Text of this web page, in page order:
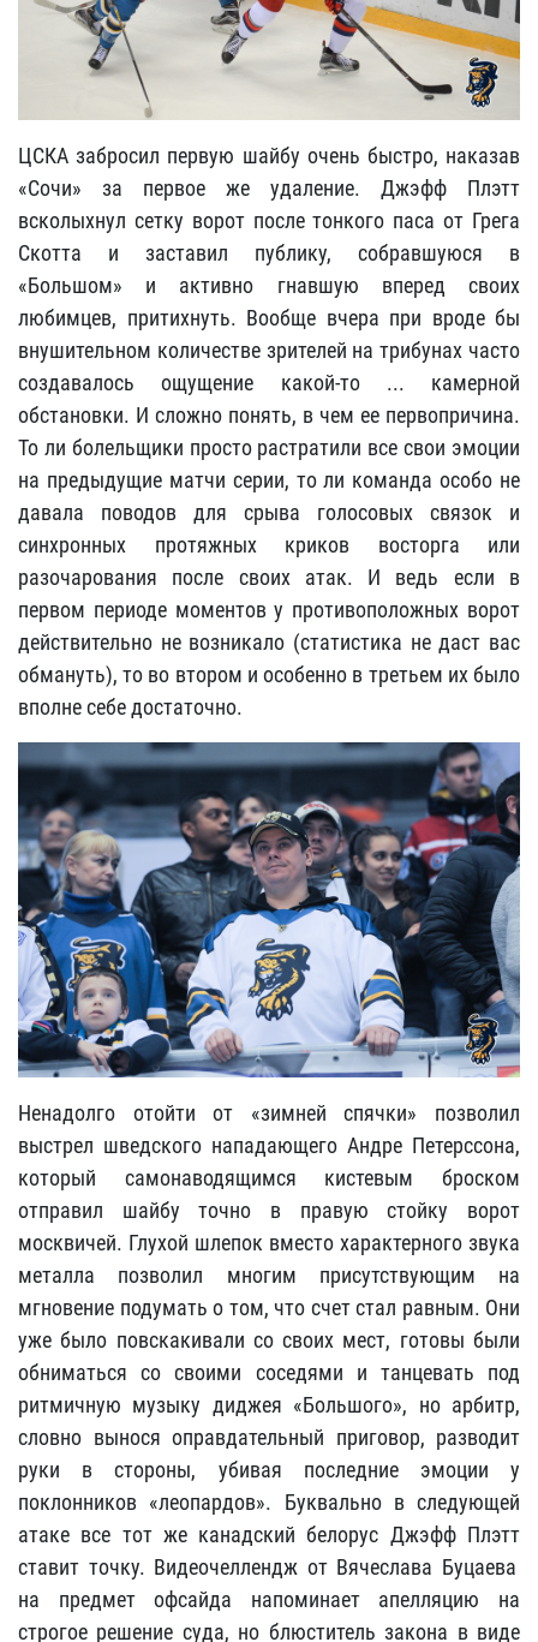
ЦСКА забросил первую шайбу очень быстро, наказав
«Сочи» за первое же удаление. Джэфф Плэтт
всколыхнул сетку ворот после тонкого паса от Грега
Скотта и заставил публику, собравшуюся в
«Большом» и активно гнавшую вперед своих
любимцев, притихнуть. Вообще вчера при вроде бы
внушительном количестве зрителей на трибунах часто
создавалось ощущение какой-то ... камерной
обстановки. И сложно понять, в чем ее первопричина.
То ли болельщики просто растратили все свои эмоции
на предыдущие матчи серии, то ли команда особо не
давала поводов для срыва голосовых связок и
синхронных протяжных криков восторга или
разочарования после своих атак. И ведь если в
первом периоде моментов у противоположных ворот
действительно не возникало (статистика не даст вас
обмануть), то во втором и особенно в третьем их было
вполне себе достаточно.
Ненадолго отойти от «зимней спячки» позволил
выстрел шведского нападающего Андре Петерссона,
который самонаводящимся кистевым броском
отправил шайбу точно в правую стойку ворот
москвичей. Глухой шлепок вместо характерного звука
металла позволил многим присутствующим на
мгновение подумать о том, что счет стал равным. Они
уже было повскакивали со своих мест, готовы были
обниматься со своими соседями и танцевать под
ритмичную музыку диджея «Большого», но арбитр,
словно вынося оправдательный приговор, разводит
руки в стороны, убивая последние эмоции у
поклонников «леопардов». Буквально в следующей
атаке все тот же канадский белорус Джэфф Плэтт
ставит точку. Видеочеллендж от Вячеслава Буцаева
на предмет офсайда напоминает апелляцию на
строгое решение суда, но блюститель закона в виде